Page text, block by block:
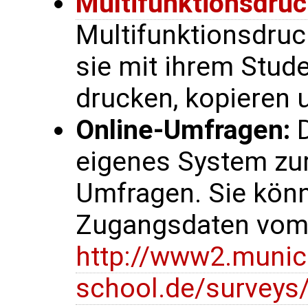
sie mit ihrem
drucken, kopieren
Online-Umfragen:
eigenes System
Umfragen. Sie
Zugangsdaten
http://
school.de/